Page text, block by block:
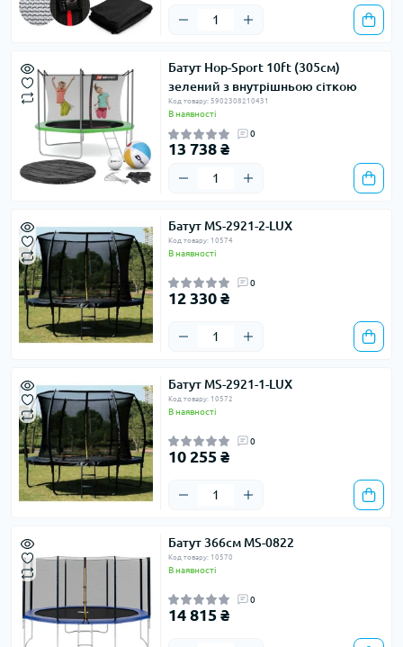
Батут Hop-Sport 10ft (305см)
зелений з внутрішньою сіткою
Код товару: 5902308210431
В наявності
0
13 738 ₴
Батут MS-2921-2-LUX
Код товару: 10574
В наявності
0
12 330 ₴
Батут MS-2921-1-LUX
Код товару: 10572
В наявності
0
10 255 ₴
Батут 366см MS-0822
Код товару: 10570
В наявності
0
14 815 ₴